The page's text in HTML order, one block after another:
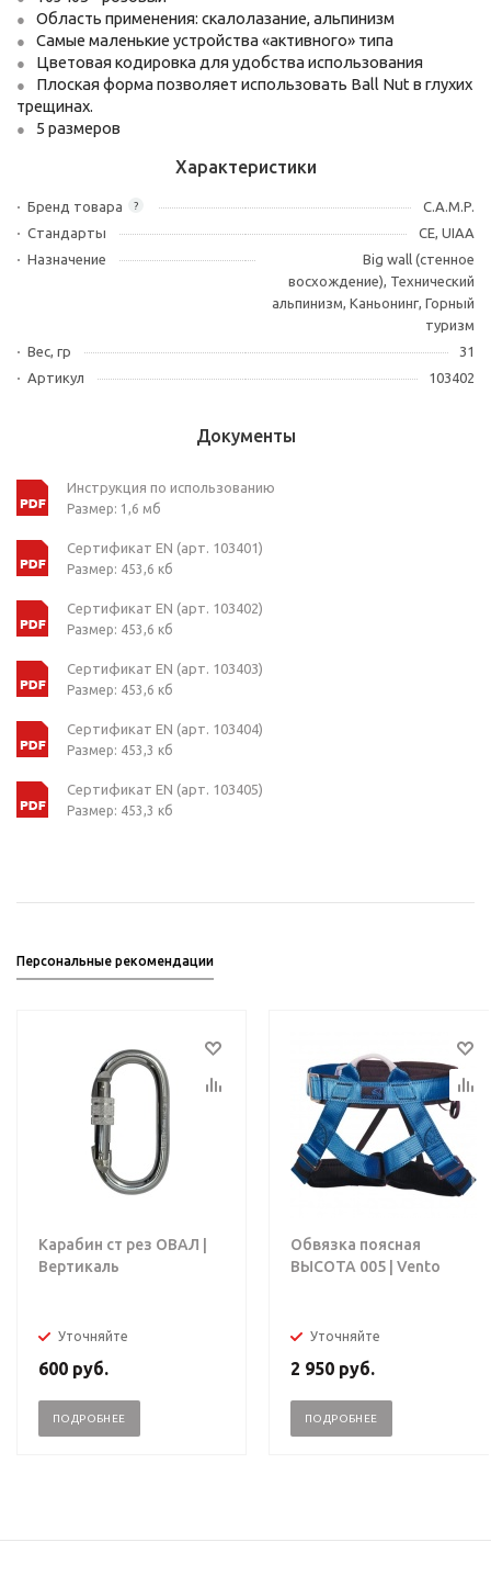
Область применения: скалолазание, альпинизм
Самые маленькие устройства «активного» типа
Цветовая кодировка для удобства использования
Плоская форма позволяет использовать Ball Nut в глухих
трещинах.
5 размеров
Характеристики
?
Бренд товара
C.A.M.P.
Стандарты
CE, UIAA
Назначение
Big wall (стенное
восхождение), Технический
альпинизм, Каньонинг, Горный
туризм
Вес, гр
31
Артикул
103402
Документы
Инструкция по использованию
Размер: 1,6 мб
Сертификат EN (арт. 103401)
Размер: 453,6 кб
Сертификат EN (арт. 103402)
Размер: 453,6 кб
Сертификат EN (арт. 103403)
Размер: 453,6 кб
Сертификат EN (арт. 103404)
Размер: 453,3 кб
Сертификат EN (арт. 103405)
Размер: 453,3 кб
Персональные рекомендации
Карабин ст рез ОВАЛ |
Вертикаль
Уточняйте
600 руб.
ПОДРОБНЕЕ
Обвязка поясная
ВЫСОТА 005 | Vento
Уточняйте
2 950 руб.
ПОДРОБНЕЕ